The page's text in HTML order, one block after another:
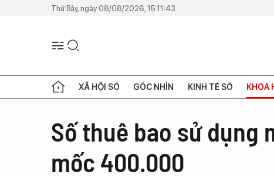
Thứ Bảy, ngày 08/08/2026, 15:11:43
XÃ HỘI SỐ GÓC NHÌN KINH TẾ SỐ KHOA
Số thuê bao sử dụng
mốc 400.000